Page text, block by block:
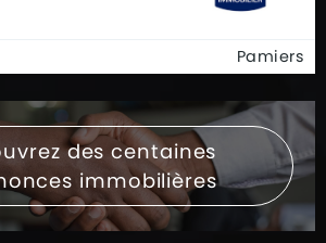
Pamiers
des centaines
immobilières